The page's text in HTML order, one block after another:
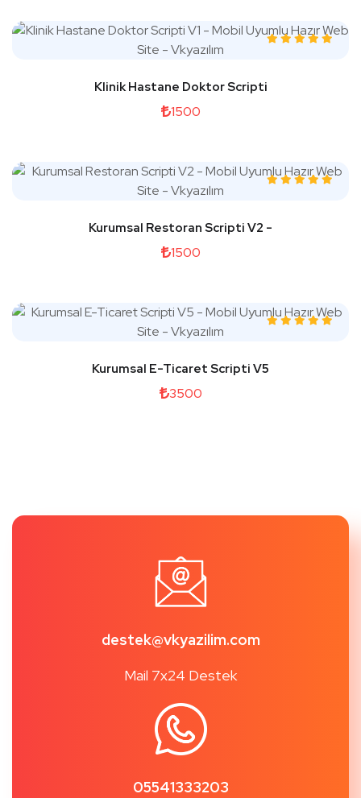
Klinik Hastane Doktor Scripti
1500
Kurumsal Restoran Scripti V2 -
1500
Kurumsal E-Ticaret Scripti V5
3500
destek@vkyazilim.com
Mail 7x24 Destek
05541333203